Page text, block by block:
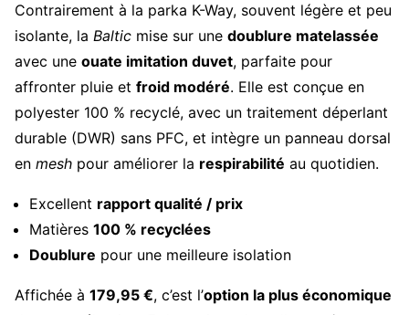
Contrairement à la parka K-Way, souvent légère et peu
isolante, la Baltic mise sur une doublure matelassée
avec une ouate imitation duvet, parfaite pour
affronter pluie et froid modéré. Elle est conçue en
polyester 100 % recyclé, avec un traitement déperlant
durable (DWR) sans PFC, et intègre un panneau dorsal
en mesh pour améliorer la respirabilité au quotidien.
Excellent rapport qualité / prix
Matières 100 % recyclées
Doublure pour une meilleure isolation
Affichée à 179,95 €, c’est l’option la plus économique